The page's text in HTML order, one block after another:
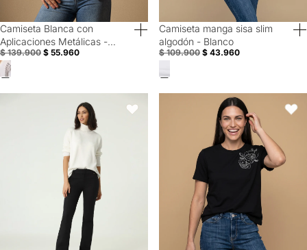
60% Off
Camiseta Blanca con
Aplicaciones Metálicas -
Blanco
$ 139.900 $ 55.960
60% Off
Camiseta manga sisa slim
algodón - Blanco
$ 109.900 $ 43.960
Pantalón Weekend pierna recta con ruedo doblado - Negro
Favoritos
Camiseta manga corta bordada